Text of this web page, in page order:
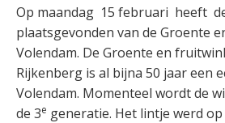
Op maandag 15 februari heeft
plaatsgevonden van de Groente
Volendam. De Groente en
Rijkenberg is al bijna 50 jaar een
Volendam. Momenteel wordt de
de 3e generatie. Het lintje werd op